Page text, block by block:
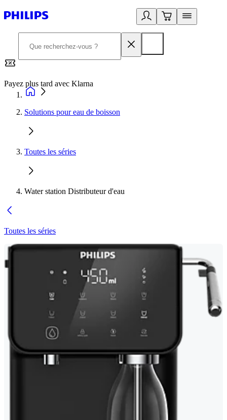
Payez plus tard avec Klarna
Solutions pour eau de boisson
Toutes les séries
Water station Distributeur d'eau
Toutes les séries